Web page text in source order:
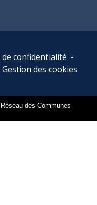
confidentialité -
Gestion des cookies
des Communes